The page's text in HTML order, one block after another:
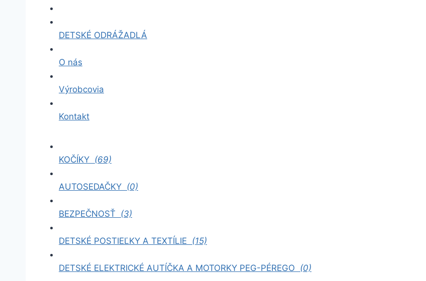
DETSKÉ ODRÁŽADLÁ
O nás
Výrobcovia
Kontakt
KOČÍKY (69)
AUTOSEDAČKY (0)
BEZPEČNOSŤ (3)
DETSKÉ POSTIEĽKY A TEXTÍLIE (15)
DETSKÉ ELEKTRICKÉ AUTÍČKA A MOTORKY PEG-PÉREGO (0)